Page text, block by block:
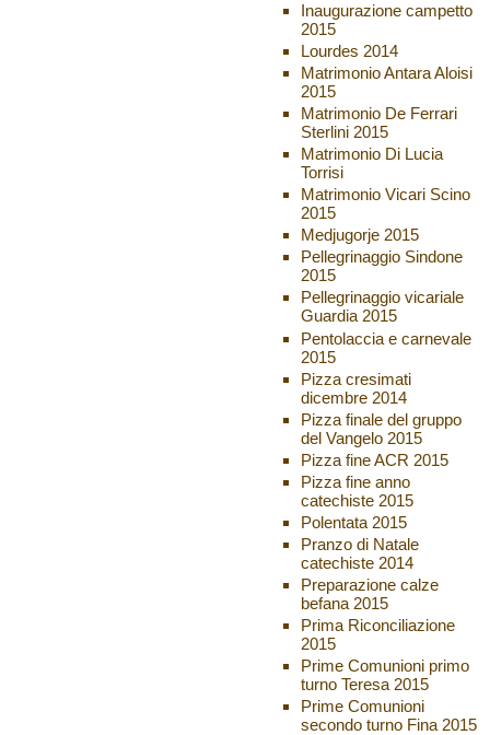
Inaugurazione campetto
2015
Lourdes 2014
Matrimonio Antara Aloisi
2015
Matrimonio De Ferrari
Sterlini 2015
Matrimonio Di Lucia
Torrisi
Matrimonio Vicari Scino
2015
Medjugorje 2015
Pellegrinaggio Sindone
2015
Pellegrinaggio vicariale
Guardia 2015
Pentolaccia e carnevale
2015
Pizza cresimati
dicembre 2014
Pizza finale del gruppo
del Vangelo 2015
Pizza fine ACR 2015
Pizza fine anno
catechiste 2015
Polentata 2015
Pranzo di Natale
catechiste 2014
Preparazione calze
befana 2015
Prima Riconciliazione
2015
Prime Comunioni primo
turno Teresa 2015
Prime Comunioni
secondo turno Fina 2015